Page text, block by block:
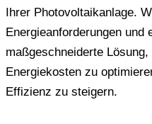
Ihrer Photovoltaikanlage.
Energieanforderungen und
maßgeschneiderte
Energiekosten zu
Effizienz zu steigern.